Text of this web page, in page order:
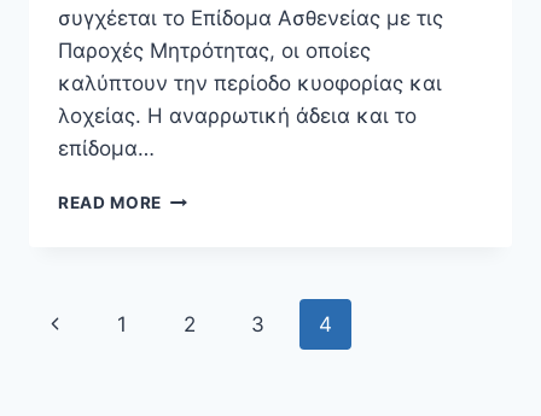
συγχέεται το Επίδομα Ασθενείας με τις
Παροχές Μητρότητας, οι οποίες
καλύπτουν την περίοδο κυοφορίας και
λοχείας. Η αναρρωτική άδεια και το
επίδομα…
READ MORE ΕΠΊΔΟΜΑ
ΑΊΤΗΣΗ,
Page
Previous
1 2 3 4